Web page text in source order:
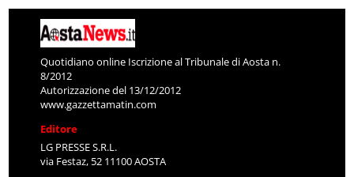
Quotidiano online Iscrizione al Tribunale di Aosta n.
8/2012
Autorizzazione del 13/12/2012
www.gazzettamatin.com
Editore
LG PRESSE S.R.L.
via Festaz, 52 11100 AOSTA